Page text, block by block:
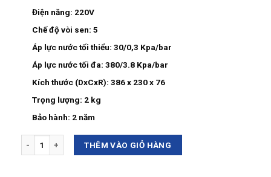
Điện năng: 220V
Chế độ vòi sen: 5
Áp lực nước tối thiểu: 30/0,3 Kpa/bar
Áp lực nước tối đa: 380/3.8 Kpa/bar
Kích thước (DxCxR): 386 x 230 x 76
Trọng lượng: 2 kg
Bảo hành: 2 năm
THÊM VÀO GIỎ HÀNG